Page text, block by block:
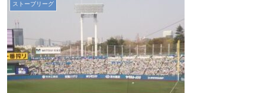
ストーブリーグ